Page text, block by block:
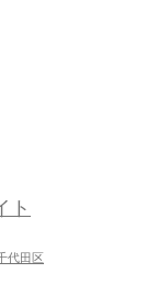
ト
代田区